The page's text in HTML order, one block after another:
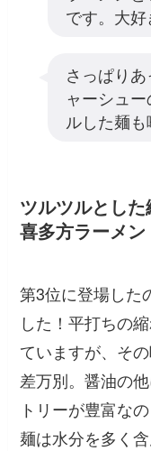
です。大
さっぱり
ャーシュ
ルした麺
ツルツルとし
喜多方ラーメン
第3位に登場した
した！平打ちの
ていますが、そ
差万別。醤油の
トリーが豊富な
麺は水分を多く